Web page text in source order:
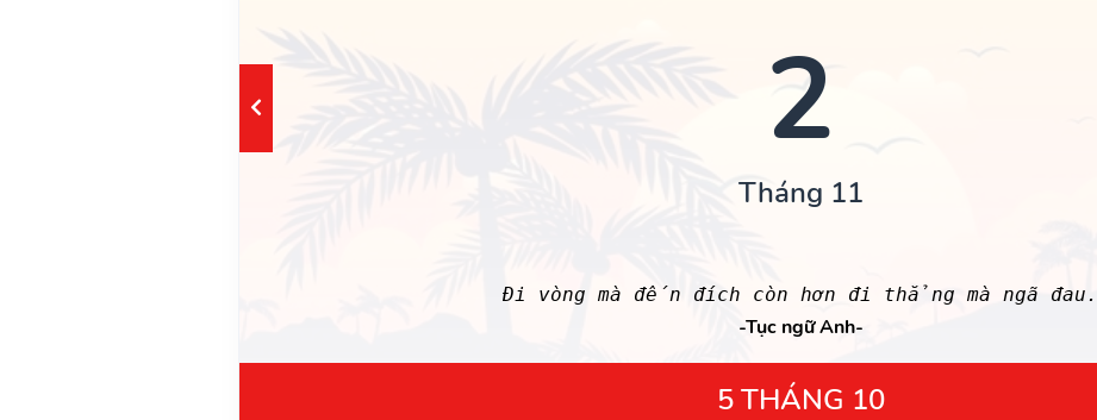
2
Tháng 11
Đi vòng mà đến đích còn hơn đi thẳng mà ngã đau.
-Tục ngữ Anh-
5 THÁNG 10